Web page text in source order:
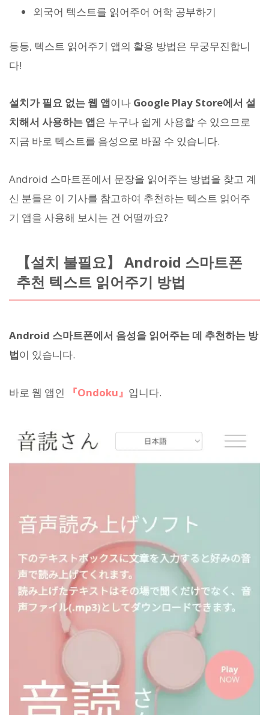
외국어 텍스트를 읽어주어 어학 공부하기
등등, 텍스트 읽어주기 앱의 활용 방법은 무궁무진합니
다!
설치가 필요 없는 웹 앱이나 Google Play Store에서 설
치해서 사용하는 앱은 누구나 쉽게 사용할 수 있으므로
지금 바로 텍스트를 음성으로 바꿀 수 있습니다.
Android 스마트폰에서 문장을 읽어주는 방법을 찾고 계
신 분들은 이 기사를 참고하여 추천하는 텍스트 읽어주
기 앱을 사용해 보시는 건 어떨까요?
【설치 불필요】 Android 스마트폰
추천 텍스트 읽어주기 방법
Android 스마트폰에서 음성을 읽어주는 데 추천하는 방
법이 있습니다.
바로 웹 앱인 『Ondoku』 입니다.